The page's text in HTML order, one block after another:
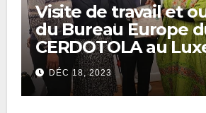
Visite de travail et
du Bureau Europe
CERDOTOLA au
DÉC 18, 2023